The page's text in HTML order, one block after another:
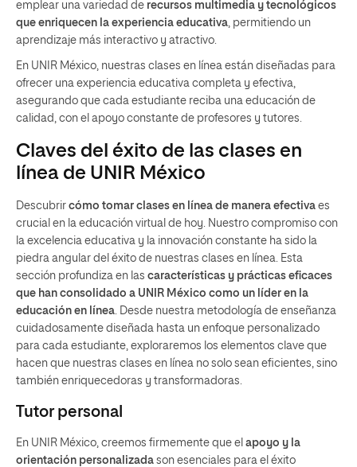
emplear una variedad de recursos multimedia y tecnológicos
que enriquecen la experiencia educativa , permitiendo un
aprendizaje más interactivo y atractivo.
En UNIR México, nuestras clases en línea están diseñadas para
ofrecer una experiencia educativa completa y efectiva,
asegurando que cada estudiante reciba una educación de
calidad, con el apoyo constante de profesores y tutores.
Claves del éxito de las clases en
línea de UNIR México
Descubrir cómo tomar clases en línea de manera efectiva es
crucial en la educación virtual de hoy. Nuestro compromiso con
la excelencia educativa y la innovación constante ha sido la
piedra angular del éxito de nuestras clases en línea. Esta
sección profundiza en las características y prácticas eficaces
que han consolidado a UNIR México como un líder en la
educación en línea . Desde nuestra metodología de enseñanza
cuidadosamente diseñada hasta un enfoque personalizado
para cada estudiante, exploraremos los elementos clave que
hacen que nuestras clases en línea no solo sean eficientes, sino
también enriquecedoras y transformadoras.
Tutor personal
En UNIR México, creemos firmemente que el apoyo y la
orientación personalizada son esenciales para el éxito